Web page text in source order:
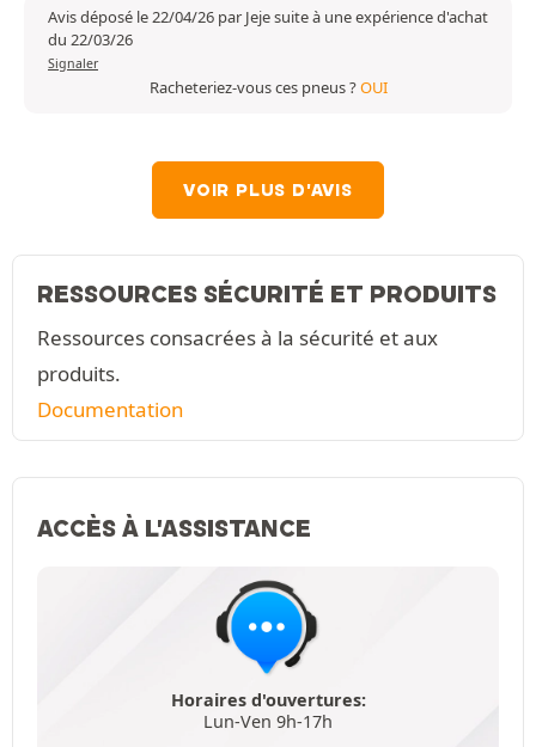
Avis déposé le 22/04/26 par Jeje suite à une expérience d'achat
du 22/03/26
Signaler
Racheteriez-vous ces pneus ?OUI
VOIR PLUS D'AVIS
RESSOURCES SÉCURITÉ ET PRODUITS
Ressources consacrées à la sécurité et aux
produits.
Documentation
ACCÈS À L'ASSISTANCE
Horaires d'ouvertures:
Lun-Ven 9h-17h